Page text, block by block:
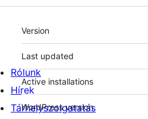
Meta
Version
Last updated
Active installations
WordPress version
Rólunk
Hírek
Tárhelyszolgatatás